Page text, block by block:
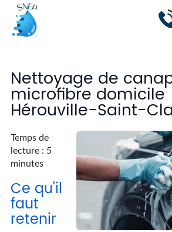
Nettoyage de
microfibre domicile
Hérouville-Saint-
Temps de
lecture : 5
minutes
Ce qu'il
faut
retenir